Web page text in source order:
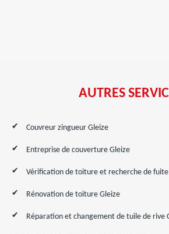
AUTRES
Couvreur zingueur Gleize
Entreprise de couverture Gleize
Vérification de toiture et recherche de fuite
Rénovation de toiture Gleize
Réparation et changement de tuile de rive